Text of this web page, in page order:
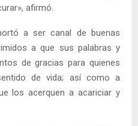
afirmó.
a ser canal de buenas
a que sus palabras y
de gracias para quienes
de vida; así como a
los acerquen a acariciar y